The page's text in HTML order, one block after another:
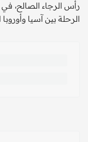
رأس الرجاء الصالح،
الرحلة بين آسيا